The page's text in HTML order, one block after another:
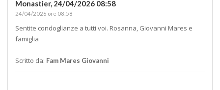
Monastier, 24/04/2026 08:58
24/04/2026 ore 08:58
Sentite condoglianze a tutti voi. Rosanna, Giovanni Mares e
famiglia
Scritto da: Fam Mares Giovanni